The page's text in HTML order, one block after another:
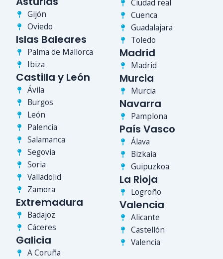
Gijón
Oviedo
Islas Baleares
Palma de Mallorca
Ibiza
Ciudad real
Cuenca
Guadalajara
Toledo
Castilla y León
Ávila
Burgos
León
Palencia
Salamanca
Segovia
Soria
Valladolid
Zamora
Extremadura
Badajoz
Cáceres
Galicia
A Coruña
Madrid
Madrid
Murcia
Murcia
Navarra
Pamplona
País Vasco
Álava
Bizkaia
Guipuzkoa
La Rioja
Logroño
Valencia
Alicante
Castellón
Valencia